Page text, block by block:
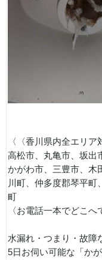
〈〈香川県内全エリア
高松市、丸亀市、坂出
かがわ市、三豊市、木
川町、仲多度郡琴平町
町
〈お電話一本でどこへ
水漏れ・つまり・故障
5日お伺い可能な「か